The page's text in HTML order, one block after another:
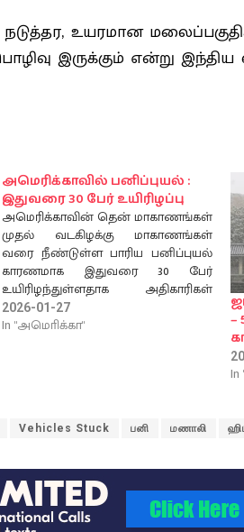
உயரமான
இருக்கும் என்று
அமெரிக்காவில் பனிப்புயல் :
இதுவரை 30 பேர் உயிரிழப்பு
அமெரிக்காவின் தென் மாகாணங்கள்
முதல் வடகிழக்கு மாகாணங்கள்
வரை நீண்டுள்ள பாரிய பனிப்புயல்
காரணமாக இதுவரை 30 பேர்
உயிரிழந்துள்ளதாக அதிகாரிகள்
உறுதிப்படுத்தியுள்ளனர். நியூயோர்க்
நகரில் மட்டும் குளிரில் உறைந்து 08
விளையாட்டின் போது ஏற்பட்ட
உயிரிழந்துள்ளனர். கடும்
பனிப்பொழிவு மற்றும் உறைபனி
மழையால்…
2026-01-27
In "அமொிக்கா"
–
Vehicles Stuck பனி மணாலி